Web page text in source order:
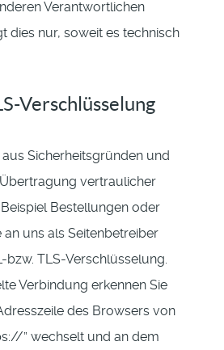
Verantwortlichen
dies nur, soweit es technisch
Verschlüsselung
aus Sicherheitsgründen und
vertraulicher
Bestellungen oder
an uns als Seitenbetreiber
bzw. TLS-Verschlüsselung.
Verbindung erkennen Sie
des Browsers von
” wechselt und an dem